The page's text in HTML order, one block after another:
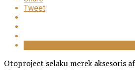
Tweet
Otoproject selaku merek aksesoris